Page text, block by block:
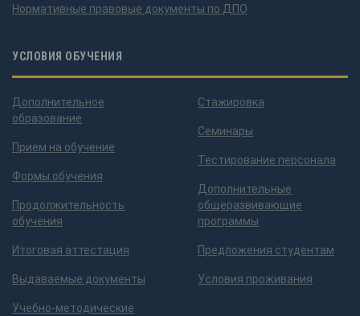
Нормативные правовые документы по ДПО
УСЛОВИЯ ОБУЧЕНИЯ
Дополнительное
образование
Прием на обучение
Формы обучения
Продолжительность
обучения
Итоговая аттестация
Выдаваемые документы
Учебно-методические
Стажировка
Семинары
Тестирование персонала
Дополнительные
общеразвивающие
программы
Предложения студентам
Условия проживания